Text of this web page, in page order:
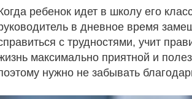
ребенок идет в школу его
в дневное время
с трудностями, учит
максимально приятной и
нужно не забывать